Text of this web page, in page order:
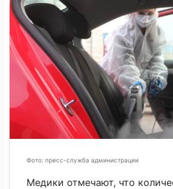
Фото: пресс-служба администрации
Медики отмечают, что